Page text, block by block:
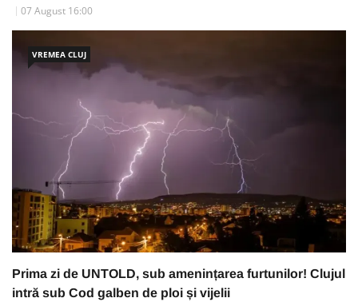
07 August 16:00
VREMEA CLUJ
Prima zi de UNTOLD, sub amenințarea furtunilor! Clujul
intră sub Cod galben de ploi și vijelii